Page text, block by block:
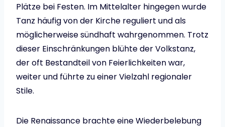
Plätze bei Festen. Im Mittelalter hingegen wurde
Tanz häufig von der Kirche reguliert und als
möglicherweise sündhaft wahrgenommen. Trotz
dieser Einschränkungen blühte der Volkstanz,
der oft Bestandteil von Feierlichkeiten war,
weiter und führte zu einer Vielzahl regionaler
Stile.
Die Renaissance brachte eine Wiederbelebung